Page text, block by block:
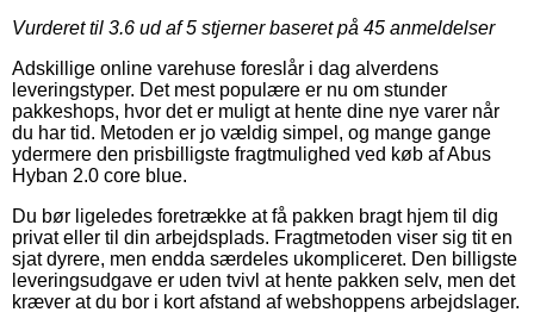
Vurderet til 3.6 ud af 5 stjerner baseret på 45 anmeldelser
Adskillige online varehuse foreslår i dag alverdens
leveringstyper. Det mest populære er nu om stunder
pakkeshops, hvor det er muligt at hente dine nye varer når
du har tid. Metoden er jo vældig simpel, og mange gange
ydermere den prisbilligste fragtmulighed ved køb af Abus
Hyban 2.0 core blue.
Du bør ligeledes foretrække at få pakken bragt hjem til dig
privat eller til din arbejdsplads. Fragtmetoden viser sig tit en
sjat dyrere, men endda særdeles ukompliceret. Den billigste
leveringsudgave er uden tvivl at hente pakken selv, men det
kræver at du bor i kort afstand af webshoppens arbejdslager.